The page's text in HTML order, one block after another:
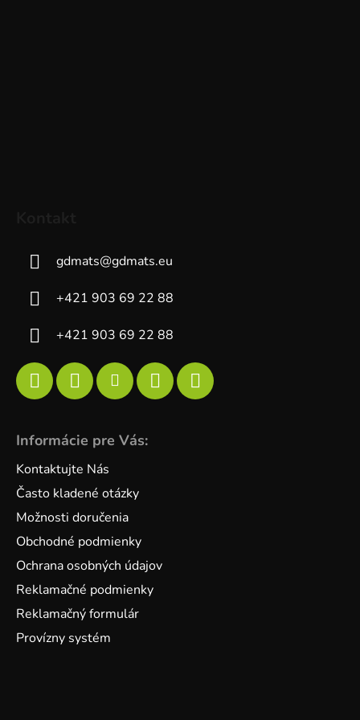
gdmats@gdmats.eu
+421 903 69 22 88
+421 903 69 22 88
Informácie pre Vás:
Kontaktujte Nás
Často kladené otázky
Možnosti doručenia
Obchodné podmienky
Ochrana osobných údajov
Reklamačné podmienky
Reklamačný formulár
Provízny systém